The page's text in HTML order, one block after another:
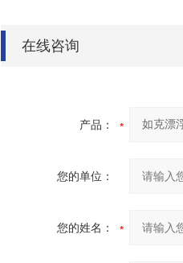
在线咨询
产品：
您的单位：
您的姓名：